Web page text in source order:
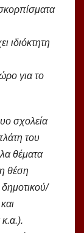
ιδιόκτητη
για το
σχολεία
του
θέματα
θέση
κ.α.).